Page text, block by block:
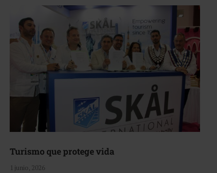
Turismo que protege vida
1 junio, 2026